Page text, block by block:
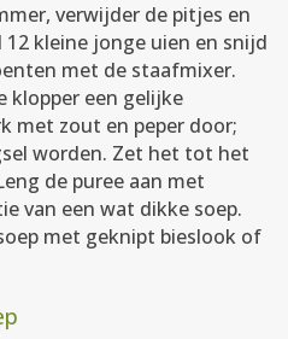
verwijder de pitjes en
kleine jonge uien en snijd
met de staafmixer.
klopper een gelijke
met zout en peper door;
worden. Zet het tot het
de puree aan met
van een wat dikke soep.
met geknipt bieslook of